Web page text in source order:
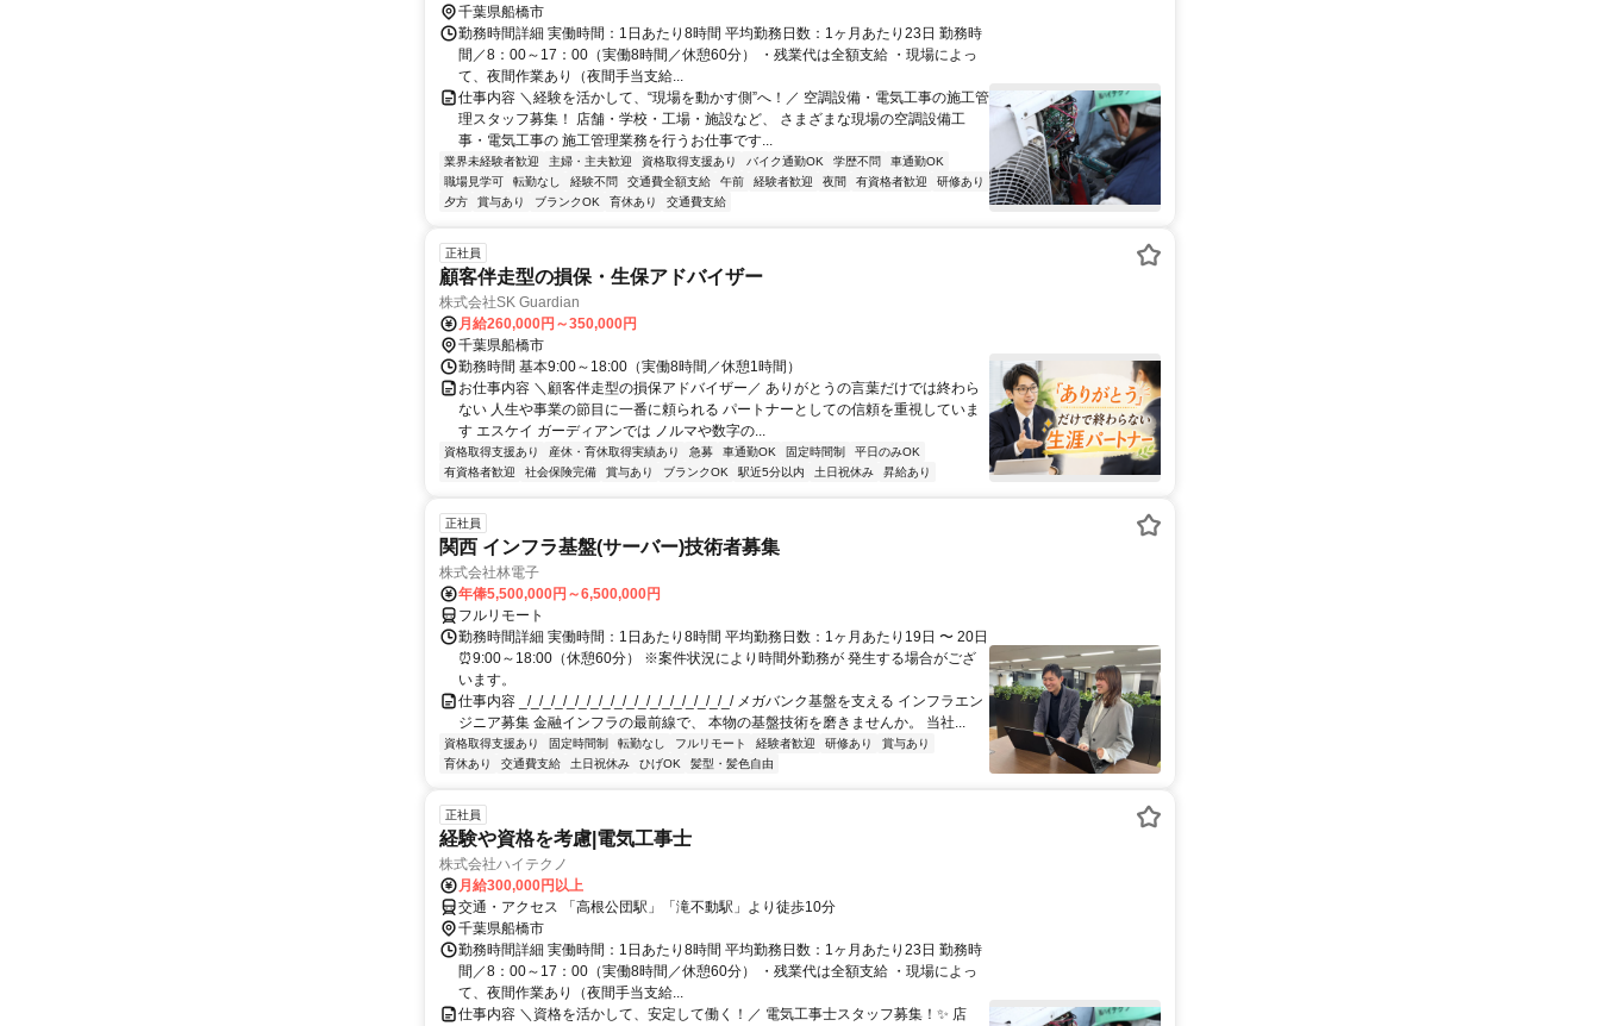
千葉県船橋市
勤務時間詳細 実働時間：1日あたり8時間 平均勤務日数：1ヶ月あたり23日 勤務時
間／8：00～17：00（実働8時間／休憩60分） ・残業代は全額支給 ・現場によっ
て、夜間作業あり（夜間手当支給...
仕事内容 ＼経験を活かして、“現場を動かす側”へ！／ 空調設備・電気工事の施工管
理スタッフ募集！ 店舗・学校・工場・施設など、 さまざまな現場の空調設備工
事・電気工事の 施工管理業務を行うお仕事です...
業界未経験者歓迎 主婦・主夫歓迎 資格取得支援あり バイク通勤OK 学歴不問
車通勤OK
職場見学可
転勤なし 経験不問 交通費全額支給 午前 経験者歓迎 夜間 有資格者歓迎
研修あり
夕方
賞与あり ブランクOK 育休あり 交通費支給
正社員
顧客伴走型の損保・生保アドバイザー
株式会社SK Guardian
月給260,000円～350,000円
千葉県船橋市
勤務時間 基本9:00～18:00（実働8時間／休憩1時間）
お仕事内容 ＼顧客伴走型の損保アドバイザー／ ありがとうの言葉だけでは終わら
ない 人生や事業の節目に一番に頼られる パートナーとしての信頼を重視していま
す エスケイ ガーディアンでは ノルマや数字の...
資格取得支援あり 産休・育休取得実績あり 急募 車通勤OK 固定時間制
平日のみOK
有資格者歓迎
社会保険完備 賞与あり ブランクOK 駅近5分以内 土日祝休み 昇給あり
正社員
関西 インフラ基盤(サーバー)技術者募集
株式会社林電子
年俸5,500,000円～6,500,000円
フルリモート
勤務時間詳細 実働時間：1日あたり8時間 平均勤務日数：1ヶ月あたり19日 〜 20日
⏰9:00～18:00（休憩60分） ※案件状況により時間外勤務が 発生する場合がござ
います。
仕事内容 _/_/_/_/_/_/_/_/_/_/_/_/_/_/_/_/_/_/ メガバンク基盤を支える インフラエン
ジニア募集 金融インフラの最前線で、 本物の基盤技術を磨きませんか。 当社...
資格取得支援あり 固定時間制 転勤なし フルリモート 経験者歓迎 研修あり
賞与あり
育休あり
交通費支給 土日祝休み ひげOK 髪型・髪色自由
正社員
経験や資格を考慮|電気工事士
株式会社ハイテクノ
月給300,000円以上
交通・アクセス 「高根公団駅」「滝不動駅」より徒歩10分
千葉県船橋市
勤務時間詳細 実働時間：1日あたり8時間 平均勤務日数：1ヶ月あたり23日 勤務時
間／8：00～17：00（実働8時間／休憩60分） ・残業代は全額支給 ・現場によっ
て、夜間作業あり（夜間手当支給...
仕事内容 ＼資格を活かして、安定して働く！／ 電気工事士スタッフ募集！✨ 店